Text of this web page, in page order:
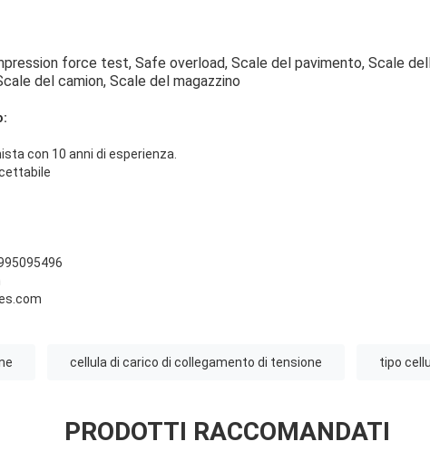
force test, Safe overload, Scale del pavimento, Scale
del camion, Scale del magazzino
con 10 anni di esperienza.
cellula di carico di collegamento di tensione tipo
PRODOTTI RACCOMANDATI